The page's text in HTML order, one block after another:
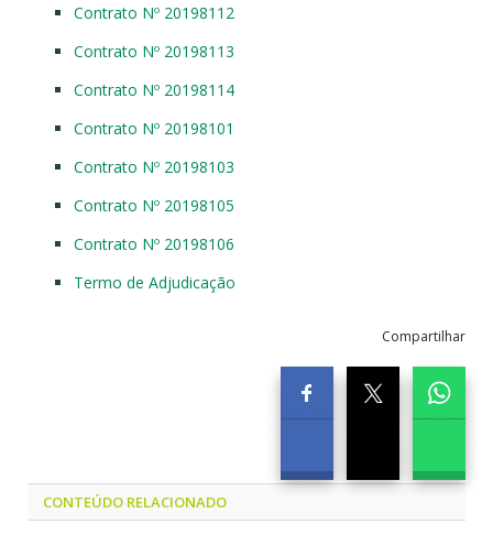
Contrato Nº 20198112
Contrato Nº 20198113
Contrato Nº 20198114
Contrato Nº 20198101
Contrato Nº 20198103
Contrato Nº 20198105
Contrato Nº 20198106
Termo de Adjudicação
Compartilhar
CONTEÚDO RELACIONADO